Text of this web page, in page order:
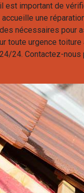
est important de
une
nécessaires pour
toute urgence toiture
24. Contactez-nous